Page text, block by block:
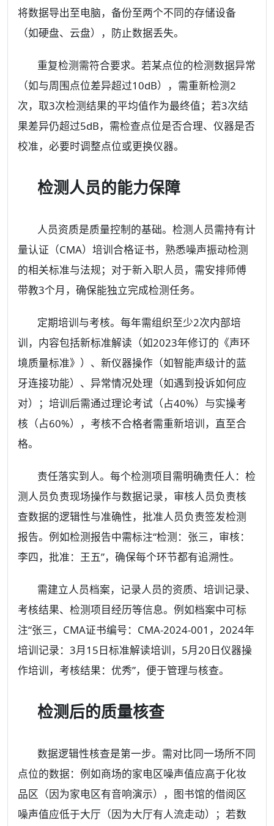
将数据导出至电脑，备份至两个不同的存储设备
（如硬盘、云盘），防止数据丢失。
重复检测需符合要求。若某点位的检测数据异常
（如与周围点位差异超过10dB），需重新检测2
次，取3次检测结果的平均值作为最终值；若3次结
果差异仍超过5dB，需检查点位是否合理、仪器是否
校准，必要时调整点位或更换仪器。
检测人员的能力保障
人员资质是质量控制的基础。检测人员需持有计
量认证（CMA）培训合格证书，熟悉噪声振动检测
的相关标准与法规；对于新入职人员，需安排师傅
带教3个月，确保能独立完成检测任务。
定期培训与考核。每年需组织至少2次内部培
训，内容包括新标准解读（如2023年修订的《声环
境质量标准》）、新仪器操作（如智能声级计的蓝
牙连接功能）、异常情况处理（如遇到投诉如何应
对）；培训后需通过理论考试（占40%）与实操考
核（占60%），考核不合格者需重新培训，直至合
格。
责任落实到人。每个检测项目需明确责任人：检
测人员负责现场操作与数据记录，审核人员负责核
查数据的逻辑性与准确性，批准人员负责签发检测
报告。例如检测报告中需标注“检测：张三，审核：
李四，批准：王五”，确保每个环节都有追溯性。
需建立人员档案，记录人员的资质、培训记录、
考核结果、检测项目经历等信息。例如档案中可标
注“张三，CMA证书编号：CMA-2024-001，2024年
培训记录：3月15日标准解读培训，5月20日仪器操
作培训，考核结果：优秀”，便于管理与核查。
检测后的质量核查
数据逻辑性核查是第一步。需对比同一场所不同
点位的数据：例如商场的家电区噪声值应高于化妆
品区（因为家电区有音响演示），图书馆的借阅区
噪声值应低于大厅（因为大厅有人流走动）；若数